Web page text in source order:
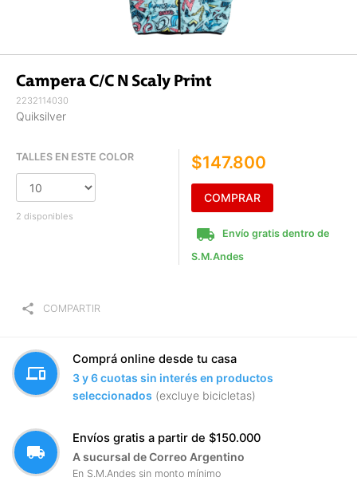
Campera C/C N Scaly Print
2232114030
Quiksilver
TALLES EN ESTE COLOR
2 disponibles
$147.800
COMPRAR
local_shipping
Envío gratis dentro de
S.M.Andes
share COMPARTIR
devices
Comprá online desde tu casa
3 y 6 cuotas sin interés en productos
seleccionados (excluye bicicletas)
local_shipping
Envíos gratis a partir de $150.000
A sucursal de Correo Argentino
En S.M.Andes sin monto mínimo